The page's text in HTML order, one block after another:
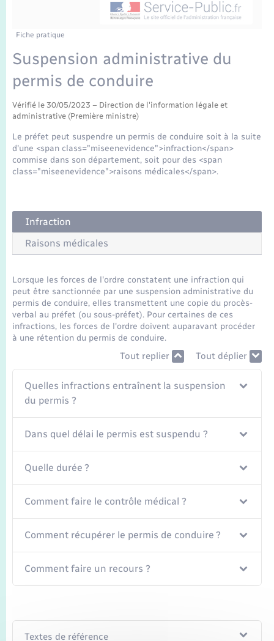
Etat-civil - Papiers - Citoyenneté
Mariage – PACS
Parrainage civil
Logement - Urbanisme
Loisirs
Nouvel habitant
Numérique
Organisation d’événement
Sécurité - Prévention
Seniors
Transports
Transports scolaires
Travaux - Autorisation d’occupation de l’espace
Compétences
Plan interactif
La Communauté de communes
Fiche pratique
Suspension administrative du
permis de conduire
Vérifié le 30/05/2023 – Direction de l'information légale et
administrative (Première ministre)
Le préfet peut suspendre un permis de conduire soit à la suite
d'une <span class="miseenevidence">infraction</span>
commise dans son département, soit pour des <span
class="miseenevidence">raisons médicales</span>.
Infraction
Raisons médicales
Lorsque les forces de l'ordre constatent une infraction qui
peut être sanctionnée par une suspension administrative du
permis de conduire, elles transmettent une copie du procès-
verbal au préfet (ou sous-préfet). Pour certaines de ces
infractions, les forces de l'ordre doivent auparavant procéder
à une rétention du permis de conduire.
Tout replier Tout déplier
Quelles infractions entraînent la suspension
du permis ?
Dans quel délai le permis est suspendu ?
Quelle durée ?
Comment faire le contrôle médical ?
Comment récupérer le permis de conduire ?
Comment faire un recours ?
Textes de référence